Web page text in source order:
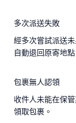
多次派送失敗
經多次嘗試派送
自動退回原寄地點
包裹無人認領
收件人未能在保
領取包裹。